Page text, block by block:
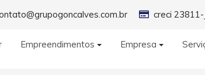
creci 23811-
Empreendimentos Empresa